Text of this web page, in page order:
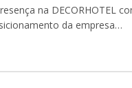
na DECORHOTEL
da empresa…